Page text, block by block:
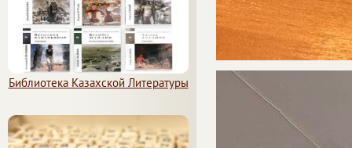
Библиотека Казахской Литературы